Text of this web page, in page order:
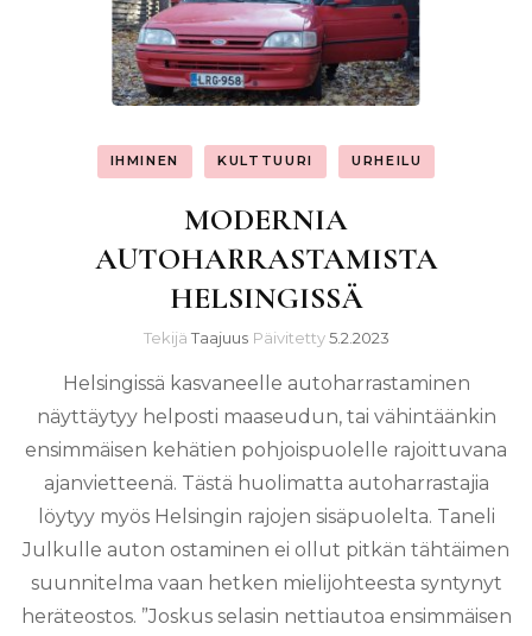
IHMINEN KULTTUURI URHEILU
MODERNIA
AUTOHARRASTAMISTA
HELSINGISSÄ
Tekijä Taajuus Päivitetty5.2.2023
Helsingissä kasvaneelle autoharrastaminen
näyttäytyy helposti maaseudun, tai vähintäänkin
ensimmäisen kehätien pohjoispuolelle rajoittuvana
ajanvietteenä. Tästä huolimatta autoharrastajia
löytyy myös Helsingin rajojen sisäpuolelta. Taneli
Julkulle auton ostaminen ei ollut pitkän tähtäimen
suunnitelma vaan hetken mielijohteesta syntynyt
heräteostos. ”Joskus selasin nettiautoa ensimmäisen